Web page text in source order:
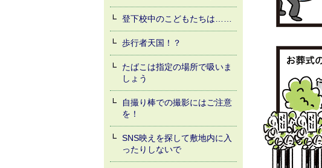
登下校中のこどもたちは……
歩行者天国！？
たばこは指定の場所で吸いま
しょう
自撮り棒での撮影にはご注意
を！
SNS映えを探して敷地内に入
ったりしないで